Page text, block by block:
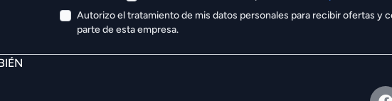
Autorizo el tratamiento de mis datos personales para recibir ofertas y
parte de esta empresa.